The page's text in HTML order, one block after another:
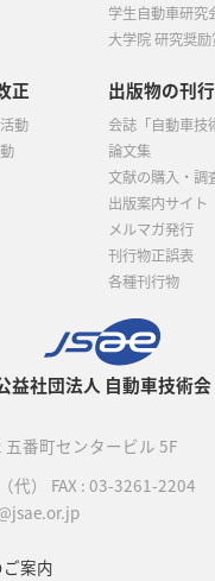
益社団法人 自動車技術会
五番町センタービル 5F
（代） FAX : 03-3261-2204
案内
学生自動車研究
大学院 研究奨
正
動
出版物の刊行
会誌「自動車技
論文集
文献の購入・調
出版案内サイト
メルマガ発行
刊行物正誤表
各種刊行物